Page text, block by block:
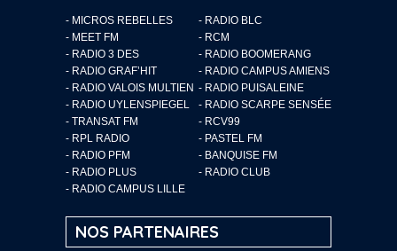
- MICROS REBELLES
- RADIO BLC
- MEET FM
- RCM
- RADIO 3 DES
- RADIO BOOMERANG
- RADIO GRAF’HIT
- RADIO CAMPUS AMIENS
- RADIO VALOIS MULTIEN - RADIO PUISALEINE
- RADIO UYLENSPIEGEL
- RADIO SCARPE SENSÉE
- TRANSAT FM
- RCV99
- RPL RADIO
- PASTEL FM
- RADIO PFM
- BANQUISE FM
- RADIO PLUS
- RADIO CLUB
- RADIO CAMPUS LILLE
NOS PARTENAIRES